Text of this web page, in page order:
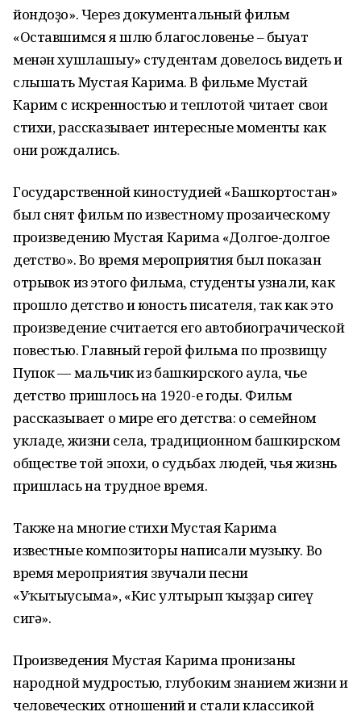
йондоҙо». Через документальный фильм
«Оставшимся я шлю благословенье – быуат
менән хушлашыу» студентам довелось видеть и
слышать Мустая Карима. В фильме Мустай
Карим с искренностью и теплотой читает свои
стихи, рассказывает интересные моменты как
они рождались.
Государственной киностудией «Башкортостан»
был снят фильм по известному прозаическому
произведению Мустая Карима «Долгое-долгое
детство». Во время мероприятия был показан
отрывок из этого фильма, студенты узнали, как
прошло детство и юность писателя, так как это
произведение считается его автобиограчической
повестью. Главный герой фильма по прозвищу
Пупок — мальчик из башкирского аула, чье
детство пришлось на 1920-е годы. Фильм
рассказывает о мире его детства: о семейном
укладе, жизни села, традиционном башкирском
обществе той эпохи, о судьбах людей, чья жизнь
пришлась на трудное время.
Также на многие стихи Мустая Карима
известные композиторы написали музыку. Во
время мероприятия звучали песни
«Уҡытыусыма», «Кис ултырып ҡыҙҙар сигеү
сигә».
Произведения Мустая Карима пронизаны
народной мудростью, глубоким знанием жизни и
человеческих отношений и стали классикой